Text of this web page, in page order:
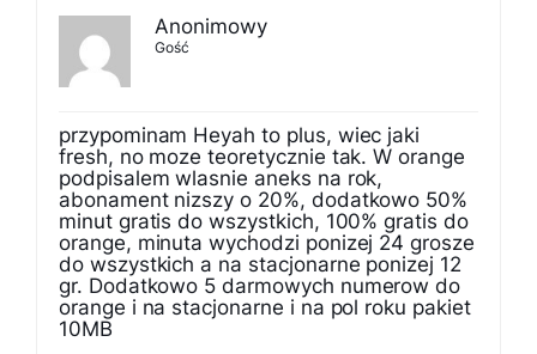
Anonimowy
Gość
przypominam Heyah to plus, wiec jaki
fresh, no moze teoretycznie tak. W orange
podpisalem wlasnie aneks na rok,
abonament nizszy o 20%, dodatkowo 50%
minut gratis do wszystkich, 100% gratis do
orange, minuta wychodzi ponizej 24 grosze
do wszystkich a na stacjonarne ponizej 12
gr. Dodatkowo 5 darmowych numerow do
orange i na stacjonarne i na pol roku pakiet
10MB